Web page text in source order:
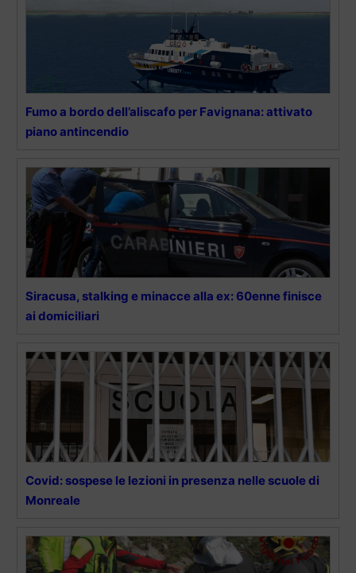
Fumo a bordo dell’aliscafo per Favignana: attivato
piano antincendio
Siracusa, stalking e minacce alla ex: 60enne finisce
ai domiciliari
Covid: sospese le lezioni in presenza nelle scuole di
Monreale